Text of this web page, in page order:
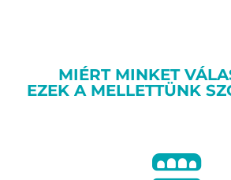
MIÉRT MINKET
EZEK A MELLETTÜNK